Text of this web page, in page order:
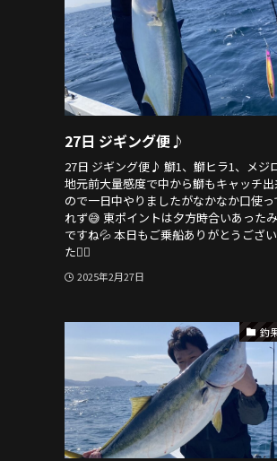
27日 ジギング便♪
27日 ジギング便♪ 鰤1、鰤ヒラ1、メジ
地元前大量感度で中から鰤もキャッチ出
ので一日中やりましたがなかなか口使っ
れず😅 東ポイントは夕方時合いあった
ですね💦 本日もご乗船ありがとうござ
た🙇‍♂️
2025年2月27日
釣